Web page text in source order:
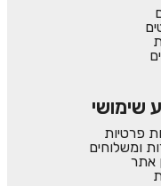
שימושי
פרטיות
ומשלוחים
אתר